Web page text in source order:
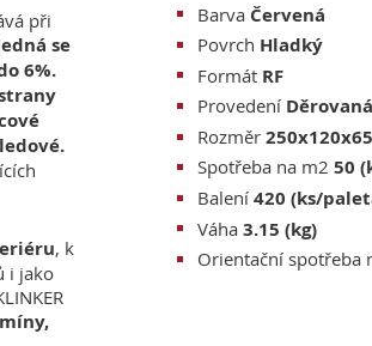
při
se
6%.
, k
i jako
Barva Červená
Povrch Hladký
Formát RF
Provedení Děrovaná
Rozměr
Spotřeba na m2 50
Balení 420 (ks/
Váha3.15 (kg)
Orientační spotřeba